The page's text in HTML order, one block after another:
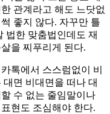
관계라고 해도 느닷없
좋지 않다. 자꾸만 틀
법한 맞춤법인데도 재
을 찌푸리게 된다.
톡에서 스스럼없이 비
면 비대면을 떠나 대
수 없는 줄임말이나
현도 조심해야 한다.